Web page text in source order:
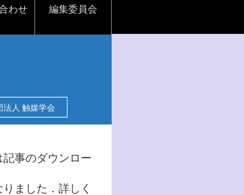
わせ 編集委員会
法人 触媒学会
事のダウンロー
ました．詳しく